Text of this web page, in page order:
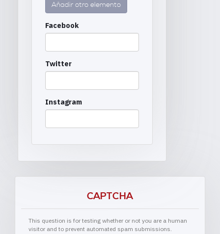
Añadir otro elemento
Facebook
Twitter
Instagram
CAPTCHA
This question is for testing whether or not you are a human
visitor and to prevent automated spam submissions.